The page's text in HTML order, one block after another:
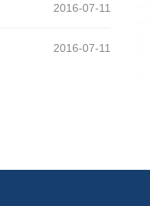
2016-07-11
2016-07-11